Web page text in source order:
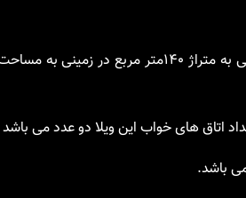
اتاق های خواب این ویلا دو عدد می
باشد.